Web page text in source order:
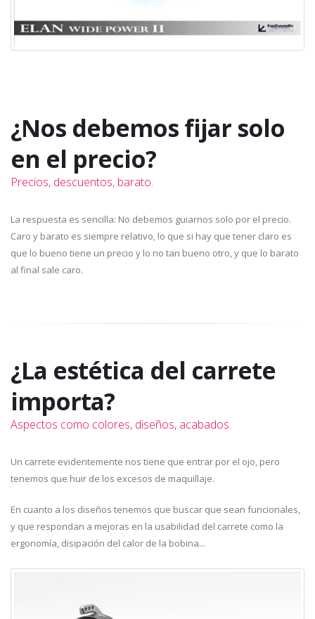
¿Nos debemos fijar solo
en el precio?
Precios, descuentos, barato.
La respuesta es sencilla: No debemos guiarnos solo por el precio.
Caro y barato es siempre relativo, lo que si hay que tener claro es
que lo bueno tiene un precio y lo no tan bueno otro, y que lo barato
al final sale caro.
¿La estética del carrete
importa?
Aspectos como colores, diseños, acabados.
Un carrete evidentemente nos tiene que entrar por el ojo, pero
tenemos que huir de los excesos de maquillaje.
En cuanto a los diseños tenemos que buscar que sean funcionales,
y que respondan a mejoras en la usabilidad del carrete como la
ergonomía, disipación del calor de la bobina...